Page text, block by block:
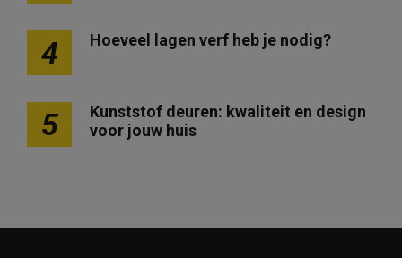
4 Hoeveel lagen verf heb je nodig?
5
Kunststof deuren: kwaliteit en design
voor jouw huis